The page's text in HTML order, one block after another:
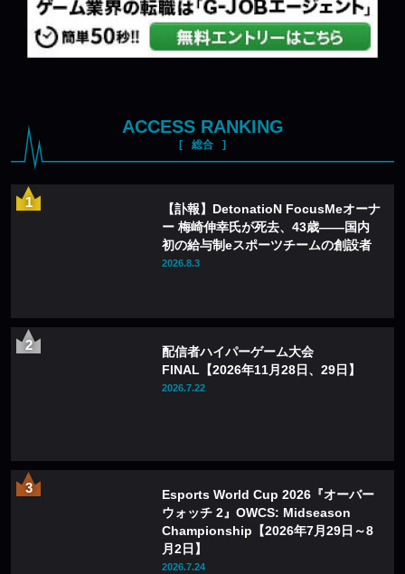
ACCESS RANKING
総合
【訃報】DetonatioN FocusMeオーナ
ー 梅崎伸幸氏が死去、43歳——国内
初の給与制eスポーツチームの創設者
2026.8.3
配信者ハイパーゲーム大会
FINAL【2026年11月28日、29日】
2026.7.22
Esports World Cup 2026『オーバー
ウォッチ 2』OWCS: Midseason
Championship【2026年7月29日～8
月2日】
2026.7.24